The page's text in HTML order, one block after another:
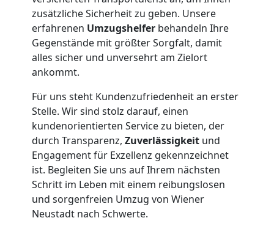
zusätzliche Sicherheit zu geben. Unsere
erfahrenen Umzugshelfer behandeln Ihre
Gegenstände mit größter Sorgfalt, damit
alles sicher und unversehrt am Zielort
ankommt.
Für uns steht Kundenzufriedenheit an erster
Stelle. Wir sind stolz darauf, einen
kundenorientierten Service zu bieten, der
durch Transparenz, Zuverlässigkeit und
Engagement für Exzellenz gekennzeichnet
ist. Begleiten Sie uns auf Ihrem nächsten
Schritt im Leben mit einem reibungslosen
und sorgenfreien Umzug von Wiener
Neustadt nach Schwerte.
Möbelmontage
Wiener
Neustadt
Möbeltransport
Wiener
Neustadt
Beiladung